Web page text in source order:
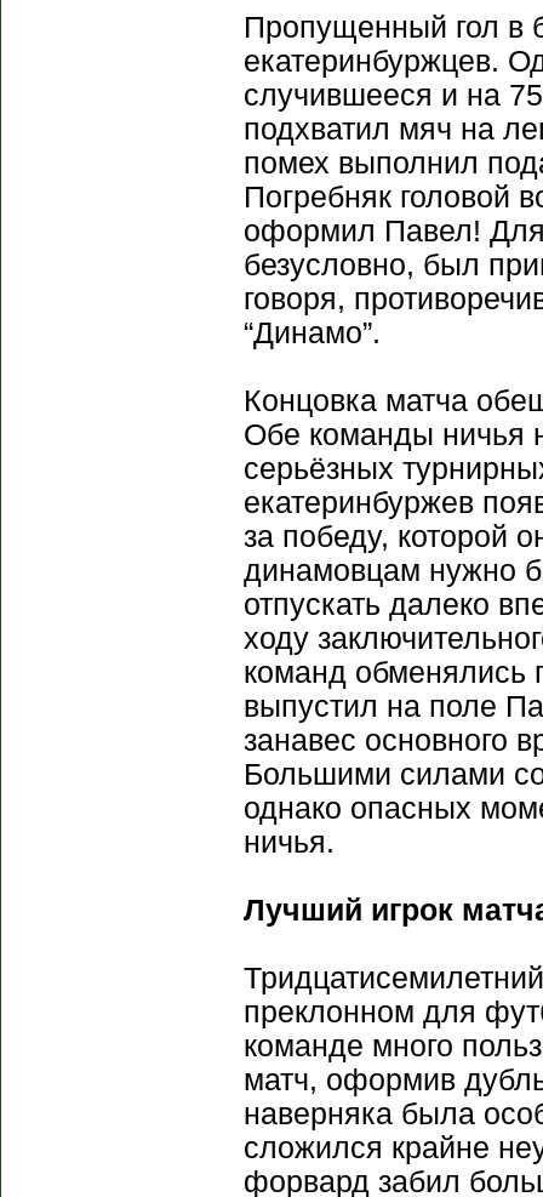
Пропущенный гол в
екатеринбуржцев.
случившееся и на
подхватил мяч на
помех выполнил
Погребняк головой
оформил Павел! Для
безусловно, был
говоря,
“Динамо”.
Концовка матча
Обе команды ничья
серьёзных
екатеринбуржев
за победу, которой
динамовцам нужно
отпускать далеко
ходу
команд обменялись
выпустил на поле
занавес основного
Большими силами
однако опасных
ничья.
Лучший игрок
преклонном для
команде много
матч, оформив
наверняка была
сложился крайне
форвард забил